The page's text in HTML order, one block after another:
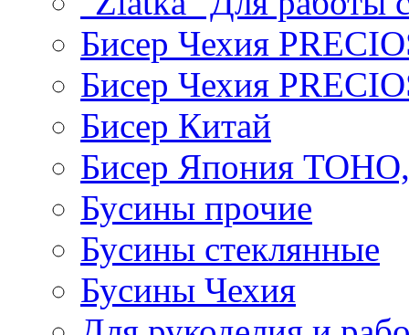
Бисер Чехия
Бисер Чехия
Бисер Китай
Бисер Япония
Бусины прочие
Бусины стеклянные
Бусины Чехия